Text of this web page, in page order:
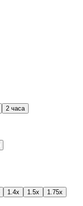
2 часа
1.4x 1.5x
1.75x